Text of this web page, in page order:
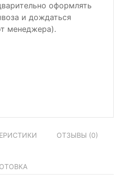
оформлять
и дождаться
менеджера).
ОТЗЫВЫ (0)